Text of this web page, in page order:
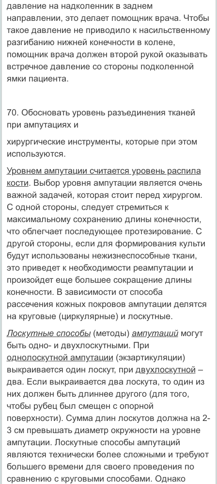
давление на надколенник в заднем
направлении, это делает помощник врача. Чтобы
такое давление не приводило к насильственному
разгибанию нижней конечности в колене,
помощник врача должен второй рукой оказывать
встречное давление со стороны подколенной
ямки пациента.
70. Обосновать уровень разъединения тканей
при ампутациях и
хирургические инструменты, которые при этом
используются.
Уровнем ампутации считается уровень распила
кости. Выбор уровня ампутации является очень
важной задачей, которая стоит перед хирургом.
С одной стороны, следует стремиться к
максимальному сохранению длины конечности,
что облегчает последующее протезирование. С
другой стороны, если для формирования культи
будут использованы нежизнеспособные ткани,
это приведет к необходимости реампутации и
произойдет еще большее сокращение длины
конечности. В зависимости от способа
рассечения кожных покровов ампутации делятся
на круговые (циркулярные) и лоскутные.
Лоскутные способы(методы) ампутациймогут
быть одно- и двухлоскутными. При
однолоскутной ампутации (экзартикуляции)
выкраивается один лоскут, при двухлоскутной –
два. Если выкраивается два лоскута, то один из
них должен быть длиннее другого (для того,
чтобы рубец был смещен с опорной
поверхности). Сумма длин лоскутов должна на 2-
3 см превышать диаметр окружности на уровне
ампутации. Лоскутные способы ампутаций
являются технически более сложными и требуют
большего времени для своего проведения по
сравнению с круговыми способами. Однако